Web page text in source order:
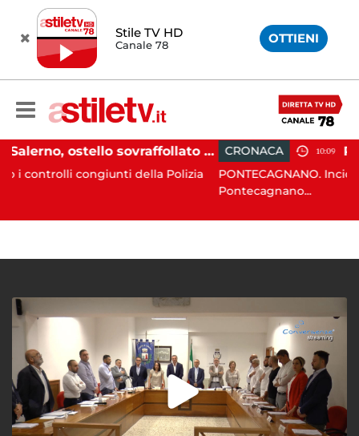
Stile TV HD
Canale 78 OTTIENI
Salerno, ostello sovraffollato nel centro storico: maxi sanzione e trasferimento ospiti
congiunti della Polizia
CRONACA 10:09
PONTECAGNANO. Incidente
Pontecagnano...